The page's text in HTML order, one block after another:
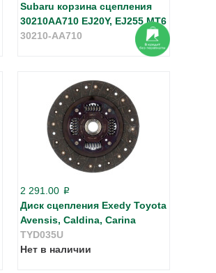
Subaru корзина сцепления
30210AA710 EJ20Y, EJ255 МТ6
30210-AA710
2 291.00 p
Диск сцепления Exedy Toyota
Avensis, Caldina, Carina
TYD035U
Нет в наличии